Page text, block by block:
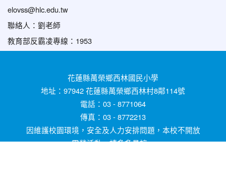
elovss@hlc.edu.tw
聯絡人：劉老師
教育部反霸凌專線：1953
花蓮縣萬榮鄉西林國民小學
地址：97942 花蓮縣萬榮鄉西林村8鄰114號
電話：03 - 8771064
傳真：03 - 8772213
因維護校園環境，安全及人力安排問題，本校不開放
露營活動，請多多見諒。